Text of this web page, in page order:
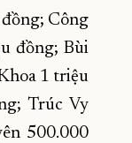
Công
đồng; Bùi
1 triệu
Trúc Vy
500.000